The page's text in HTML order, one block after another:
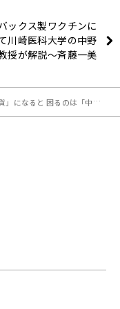
ックス製ワクチンに
川崎医科大学の中野
授が解説～斉藤一美
行のシニョリッジを奪う」～9月9日「おはよう寺ちゃん」